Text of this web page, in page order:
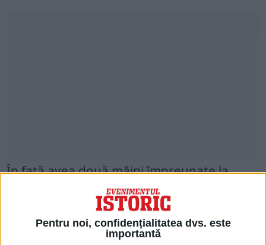
Pentru noi, confidențialitatea dvs. este
importantă
În faţă avea două mâini împreunate la
pept, ţiind un buchet de flori, tot
asemenea şi în spate avea două mâini
iarăşi împreunate la pept, însă fără buchet.